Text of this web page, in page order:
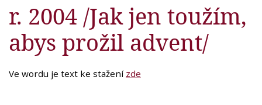
r. 2004 /Jak jen toužím,
abys prožil advent/
Ve wordu je text ke stažení zde